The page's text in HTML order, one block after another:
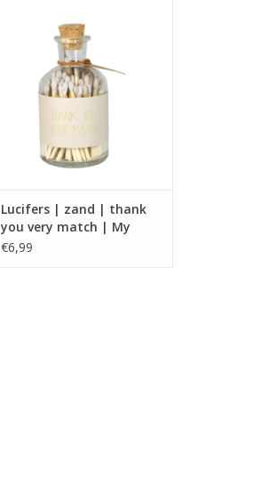
lucifers.
Afmetingen van het potje: 6 x
10,5 cm
Lengte van de lucifers: 8 cm
TOEVOEGEN AAN WINKELWAGEN
Lucifers | zand | thank
you very match | My
Flame
€6,99